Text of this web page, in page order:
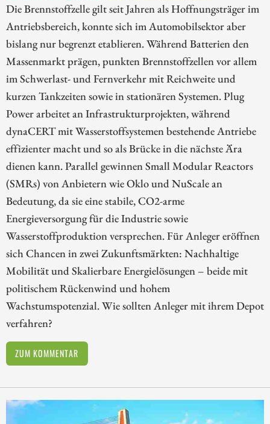
Die Brennstoffzelle gilt seit Jahren als Hoffnungsträger im
Antriebsbereich, konnte sich im Automobilsektor aber
bislang nur begrenzt etablieren. Während Batterien den
Massenmarkt prägen, punkten Brennstoffzellen vor allem
im Schwerlast- und Fernverkehr mit Reichweite und
kurzen Tankzeiten sowie in stationären Systemen. Plug
Power arbeitet an Infrastrukturprojekten, während
dynaCERT mit Wasserstoffsystemen bestehende Antriebe
effizienter macht und so als Brücke in die nächste Ära
dienen kann. Parallel gewinnen Small Modular Reactors
(SMRs) von Anbietern wie Oklo und NuScale an
Bedeutung, da sie eine stabile, CO2-arme
Energieversorgung für die Industrie sowie
Wasserstoffproduktion versprechen. Für Anleger eröffnen
sich Chancen in zwei Zukunftsmärkten: Nachhaltige
Mobilität und Skalierbare Energielösungen – beide mit
politischem Rückenwind und hohem
Wachstumspotenzial. Wie sollten Anleger mit ihrem Depot
verfahren?
ZUM KOMMENTAR